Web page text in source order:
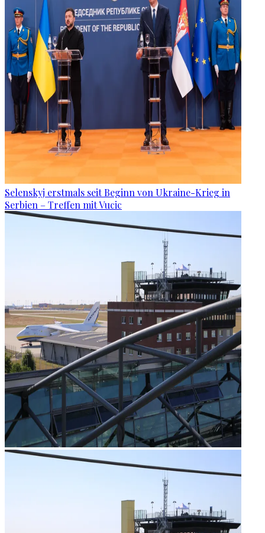
Selenskyj erstmals seit Beginn von Ukraine-Krieg in
Serbien – Treffen mit Vucic